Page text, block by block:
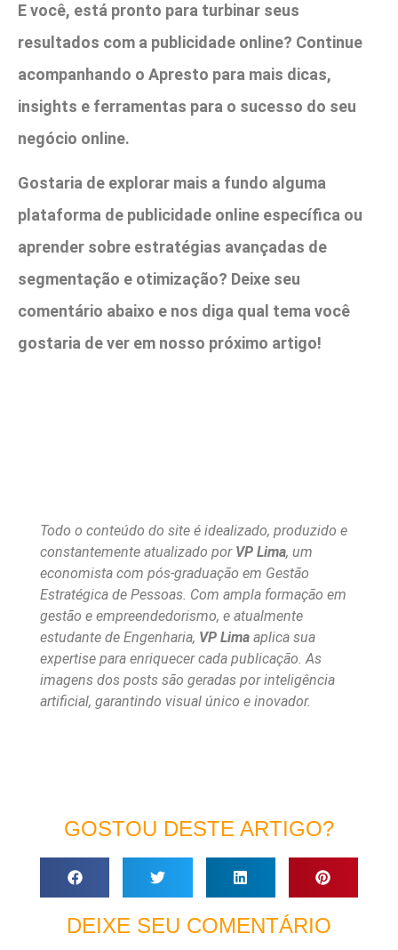
E você, está pronto para turbinar seus
resultados com a publicidade online? Continue
acompanhando o Apresto para mais dicas,
insights e ferramentas para o sucesso do seu
negócio online.
Gostaria de explorar mais a fundo alguma
plataforma de publicidade online específica ou
aprender sobre estratégias avançadas de
segmentação e otimização? Deixe seu
comentário abaixo e nos diga qual tema você
gostaria de ver em nosso próximo artigo!
Todo o conteúdo do site é idealizado, produzido e
constantemente atualizado por VP Lima, um
economista com pós-graduação em Gestão
Estratégica de Pessoas. Com ampla formação em
gestão e empreendedorismo, e atualmente
estudante de Engenharia, VP Lima aplica sua
expertise para enriquecer cada publicação. As
imagens dos posts são geradas por inteligência
artificial, garantindo visual único e inovador.
GOSTOU DESTE ARTIGO?
DEIXE SEU COMENTÁRIO